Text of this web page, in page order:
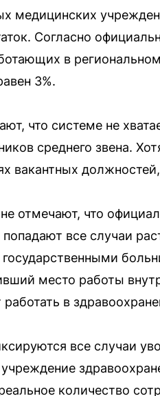
медицинских
Согласно
в
3%.
что системе не
среднего звена.
вакантных
отмечают, что
все случаи
место работы
в
все случаи
учреждение
количество